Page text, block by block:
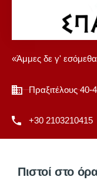
«Άμμες δε γ'
Πραξιτέλους
+30 2103210415
Πιστοί στο